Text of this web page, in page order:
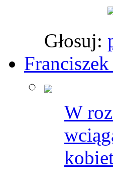
Głosuj:
W